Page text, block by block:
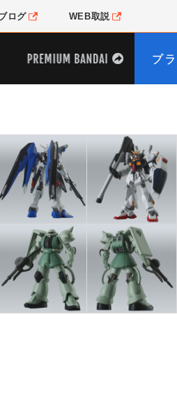
ログ WEB取説